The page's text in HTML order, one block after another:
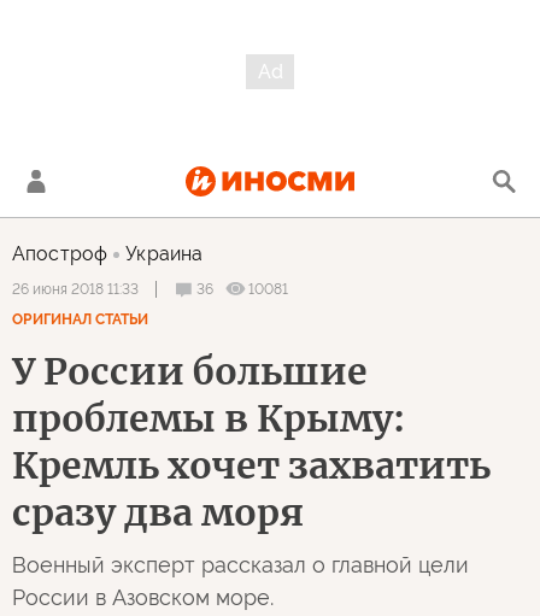
Апостроф Украина
26 июня 2018 11:33 36
10081
ОРИГИНАЛ СТАТЬИ
У России большие
проблемы в Крыму:
Кремль хочет захватить
сразу два моря
Военный эксперт рассказал о главной цели
России в Азовском море.